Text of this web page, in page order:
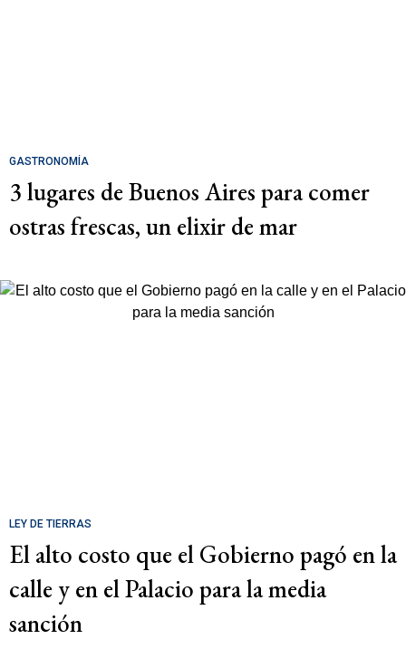
GASTRONOMÍA
3 lugares de Buenos Aires para comer
ostras frescas, un elixir de mar
LEY DE TIERRAS
El alto costo que el Gobierno pagó en la
calle y en el Palacio para la media
sanción